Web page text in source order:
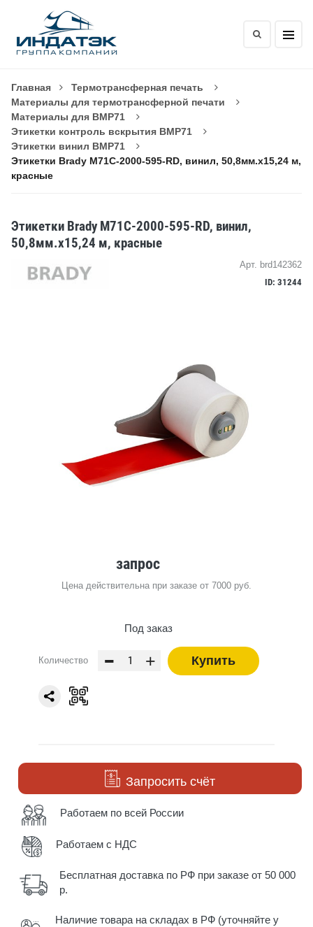
Главная
Термотрансферная печать
Материалы для термотрансферной печати
Материалы для BMP71
Этикетки контроль вскрытия BMP71
Этикетки винил BMP71
Этикетки Brady M71C-2000-595-RD, винил, 50,8мм.х15,24 м,
красные
Этикетки Brady M71C-2000-595-RD, винил,
50,8мм.х15,24 м, красные
Арт. brd142362
ID: 31244
запрос
Цена действительна при заказе от 7000 руб.
Под заказ
Количество - + Купить
Запросить счёт
Работаем по всей России
Работаем с НДС
Бесплатная доставка по РФ при заказе от 50 000
р.
Наличие товара на складах в РФ (уточняйте у